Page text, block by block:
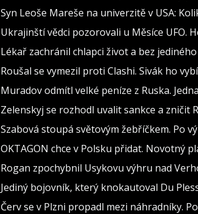
Syn Leoše Mareše na univerzitě v USA:
Ukrajinští vědci pozorovali u Měsíce UFO.
Lékař zachránil chlapci život a bez
Roušal se vymezil proti Clashi. Sivák ho
Muradov odmítl velké peníze z Ruska.
Zelenskyj se rozhodl uvalit sankce a
Szabová stoupá světovým žebříčkem. Po
OKTAGON chce v Polsku přidat. Novotný
Rogan zpochybnil Usykovu výhru nad
Jediný bojovník, který knokautoval Du
Červ se v Plzni propadl mezi náhradníky.